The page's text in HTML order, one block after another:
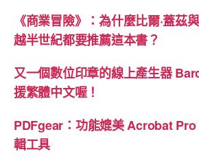
年
《商業冒險》：為什麼比爾·蓋茲
越半世紀都要推薦這本書？
又一個數位印章的線上產生器
援繁體中文喔！
PDFgear：功能媲美 Acrobat
輯工具